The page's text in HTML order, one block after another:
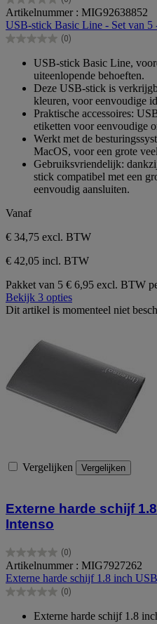
0.0
van
de
5
Artikelnummer : MIG92638852
USB-stick Basic Line - Set van 5
(0)
0.0
sterren.
USB-stick Basic Line,
uiteenlopende behoeften.
Deze USB-stick is
kleuren, voor eenvoudige
Praktische accessoires:
etiketten voor eenvoudige
Werkt met de
MacOS, voor een grote
Gebruiksvriendelijk:
stick compatibel met een
eenvoudig aansluiten.
Vanaf
€ 34,75 excl. BTW
€ 42,05 incl. BTW
Pakket van 5 € 6,95 excl. BTW
Bekijk 3 opties
Dit artikel is momenteel niet
Vergelijken Vergelijken
Externe harde schijf
Intenso
(0)
0.0
van
de
5
Artikelnummer : MIG7927262
Externe harde schijf 1.8 inch
(0)
0.0
Externe harde schijf 1.8